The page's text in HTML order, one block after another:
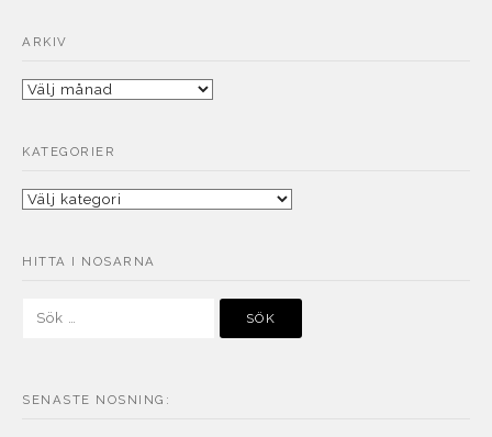
ARKIV
Arkiv
KATEGORIER
Kategorier
HITTA I NOSARNA
SENASTE NOSNING: